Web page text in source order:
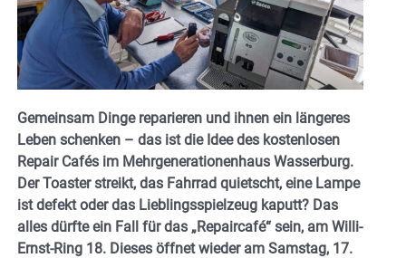
Gemeinsam Dinge reparieren und ihnen ein längeres
Leben schenken – das ist die Idee des kostenlosen
Repair Cafés im Mehrgenerationenhaus Wasserburg.
Der Toaster streikt, das Fahrrad quietscht, eine Lampe
ist defekt oder das Lieblingsspielzeug kaputt? Das
alles dürfte ein Fall für das „Repaircafé“ sein, am Willi-
Ernst-Ring 18. Dieses öffnet wieder am Samstag, 17.